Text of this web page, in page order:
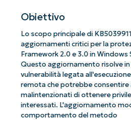
Obiettivo
Lo scopo principale di
aggiornamenti critici per la
Framework 2.0 e 3.0 in Windows
Questo aggiornamento risolve
vulnerabilità legata
remota che potrebbe consentire
malintenzionati di ottenere
interessati. L'aggiornamento
comportamento del metodo